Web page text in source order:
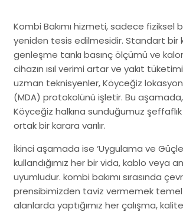
Kombi Bakımı hizmeti, sadece
yeniden tesis edilmesidir. Standart bir
genleşme tankı basınç ölçümü ve
cihazın ısıl verimi artar ve yakıt
uzman teknisyenler, Köyceğiz
(MDA) protokolünü işletir. Bu aşamada,
Köyceğiz halkına sunduğumuz
ortak bir karara varılır.
İkinci aşamada ise ‘Uygulama ve
kullandığımız her bir vida, kablo
uyumludur. kombi bakımı sırasında
prensibimizden taviz vermemek temel
alanlarda yaptığımız her çalışma,